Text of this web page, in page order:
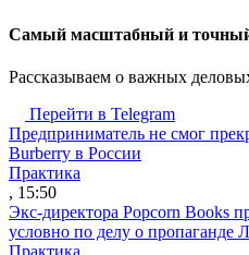
Cамый масштабный и
Рассказываем о важных
Перейти в Telegram
Предприниматель не смог
Burberry в России
Практика
, 15:50
Экс-директора Popcorn Books
условно по делу о пропаганде